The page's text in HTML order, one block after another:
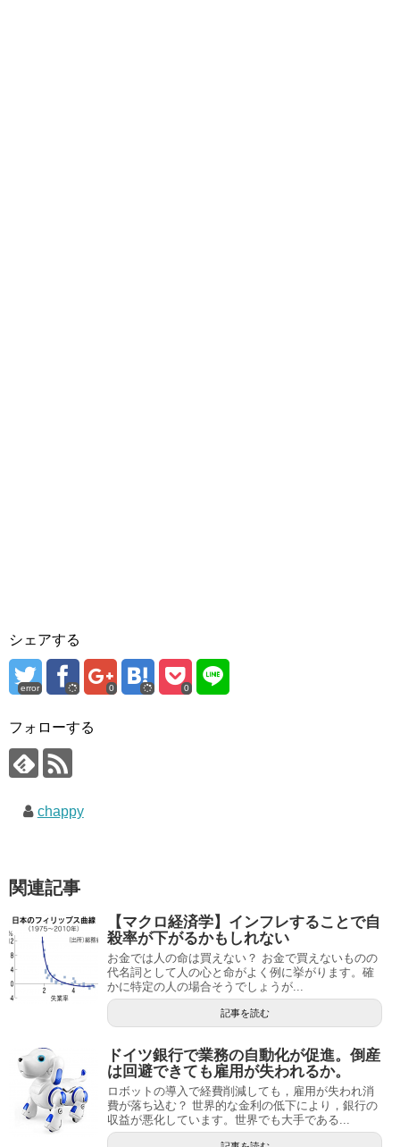
シェアする
error 0 0
フォローする
chappy
関連記事
【マクロ経済学】インフレすることで自
殺率が下がるかもしれない
お金では人の命は買えない？ お金で買えないものの
代名詞として人の心と命がよく例に挙がります。確
かに特定の人の場合そうでしょうが...
記事を読む
ドイツ銀行で業務の自動化が促進。倒産
は回避できても雇用が失われるか。
ロボットの導入で経費削減しても，雇用が失われ消
費が落ち込む？ 世界的な金利の低下により，銀行の
収益が悪化しています。世界でも大手である...